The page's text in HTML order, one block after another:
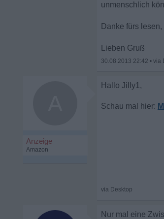
unmenschlich
Danke fürs
Lieben Gruß
30.08.2013 22:42 •
Nur mal eine